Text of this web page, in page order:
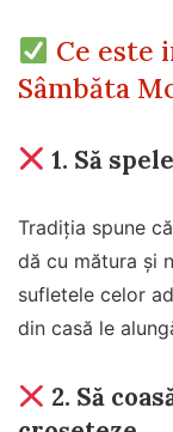
Ce este
Sâmbăta
1. Să
Tradiția spune
dă cu mătura și
sufletele celor
din casă le
2. Să